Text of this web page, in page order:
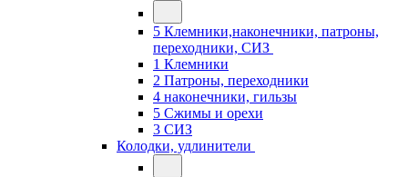
5 Клемники,наконечники, патроны,
переходники, СИЗ
1 Клемники
2 Патроны, переходники
4 наконечники, гильзы
5 Сжимы и орехи
3 СИЗ
Колодки, удлинители